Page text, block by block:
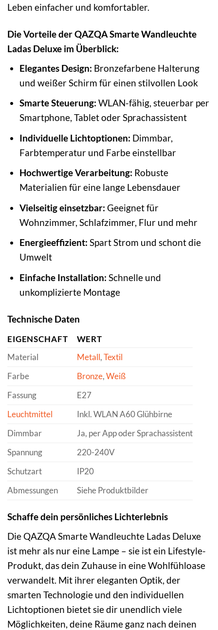
Leben einfacher und komfortabler.
Die Vorteile der QAZQA Smarte Wandleuchte
Ladas Deluxe im Überblick:
Elegantes Design: Bronzefarbene Halterung
und weißer Schirm für einen stilvollen Look
Smarte Steuerung: WLAN-fähig, steuerbar per
Smartphone, Tablet oder Sprachassistent
Individuelle Lichtoptionen: Dimmbar,
Farbtemperatur und Farbe einstellbar
Hochwertige Verarbeitung: Robuste
Materialien für eine lange Lebensdauer
Vielseitig einsetzbar: Geeignet für
Wohnzimmer, Schlafzimmer, Flur und mehr
Energieeffizient: Spart Strom und schont die
Umwelt
Einfache Installation: Schnelle und
unkomplizierte Montage
Technische Daten
EIGENSCHAFT
WERT
Material
Metall,Textil
Farbe
Bronze,Weiß
Fassung
E27
Leuchtmittel
Inkl. WLAN A60 Glühbirne
Dimmbar
Ja, per App oder Sprachassistent
Spannung
220-240V
Schutzart
IP20
Abmessungen
Siehe Produktbilder
Schaffe dein persönliches Lichterlebnis
Die QAZQA Smarte Wandleuchte Ladas Deluxe
ist mehr als nur eine Lampe – sie ist ein Lifestyle-
Produkt, das dein Zuhause in eine Wohlfühloase
verwandelt. Mit ihrer eleganten Optik, der
smarten Technologie und den individuellen
Lichtoptionen bietet sie dir unendlich viele
Möglichkeiten, deine Räume ganz nach deinen